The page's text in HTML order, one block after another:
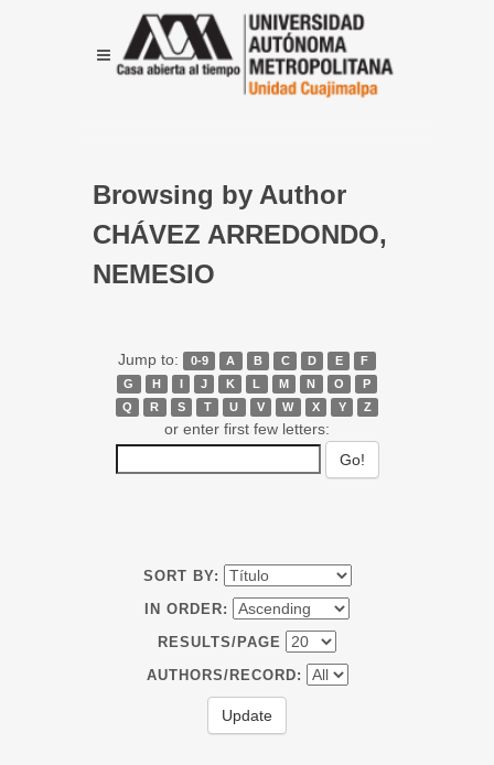
Browsing by Author
CHÁVEZ ARREDONDO,
NEMESIO
Jump to: 0-9 A B C D E
F
G
H I J K L M N O
P
Q
R S T U V W X Y Z
or enter first few letters:
SORT BY:
IN ORDER:
RESULTS/PAGE
AUTHORS/RECORD: